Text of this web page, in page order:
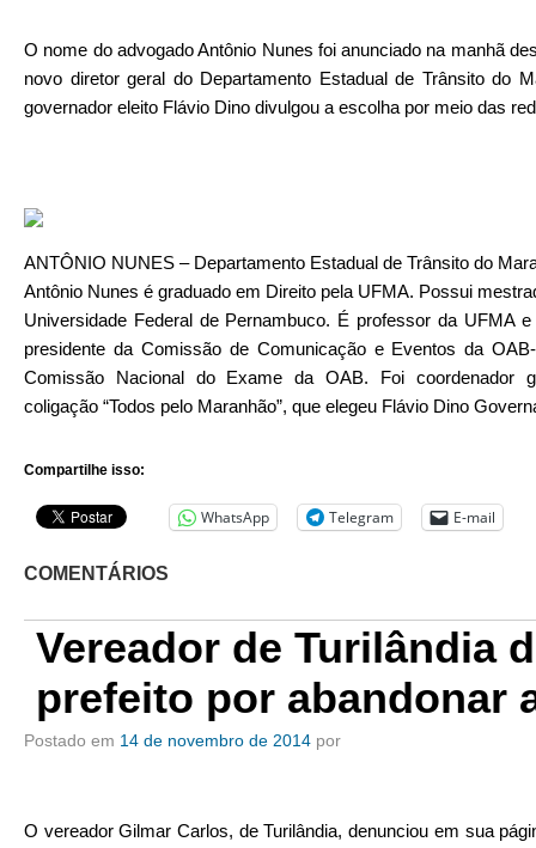
O nome do advogado Antônio Nunes foi anunciado na manhã
novo diretor geral do Departamento Estadual de Trânsito do
governador eleito Flávio Dino divulgou a escolha por meio das
ANTÔNIO NUNES – Departamento Estadual de Trânsito do
Antônio Nunes é graduado em Direito pela UFMA. Possui
Universidade Federal de Pernambuco. É professor da UFMA
presidente da Comissão de Comunicação e Eventos da
Comissão Nacional do Exame da OAB. Foi coordenador
coligação “Todos pelo Maranhão”, que elegeu Flávio Dino
Compartilhe isso:
WhatsApp Telegram E-mail
COMENTÁRIOS
Vereador de Turilândia
prefeito por abandonar
Postado em 14 de novembro de 2014 por
O vereador Gilmar Carlos, de Turilândia, denunciou em sua